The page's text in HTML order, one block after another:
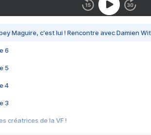
Maguire, c'est lui ! Rencontre avec Damien
6
5
4
3
créatrices de la VF !